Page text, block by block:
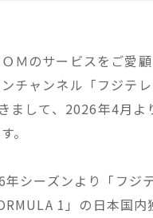
Ｍのサービスをご愛
チャンネル「フジテ
まして、2026年4月
。
シーズンより「フジ
1」の日本国